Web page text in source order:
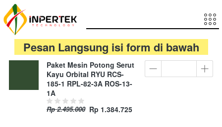
   Pesan Langsung isi form di bawah
Paket Mesin Potong Serut
Kayu Orbital RYU RCS-
185-1 RPL-82-3A ROS-13-
1A
Rp 2.495.000 Rp 1.384.725